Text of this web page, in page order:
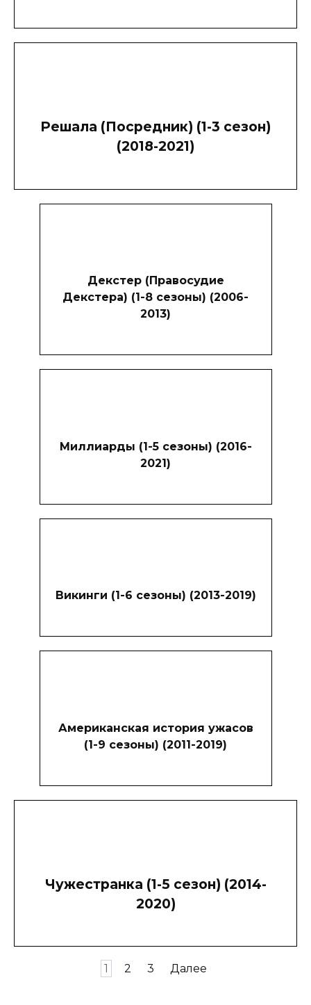
Решала (Посредник) (1-3 сезон)
(2018-2021)
Декстер (Правосудие
Декстера) (1-8 сезоны) (2006-
2013)
Миллиарды (1-5 сезоны) (2016-
2021)
Викинги (1-6 сезоны) (2013-2019)
Американская история ужасов
(1-9 сезоны) (2011-2019)
Чужестранка (1-5 сезон) (2014-
2020)
1 2 3 Далее